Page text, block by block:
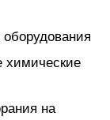
оборудования
химические
на